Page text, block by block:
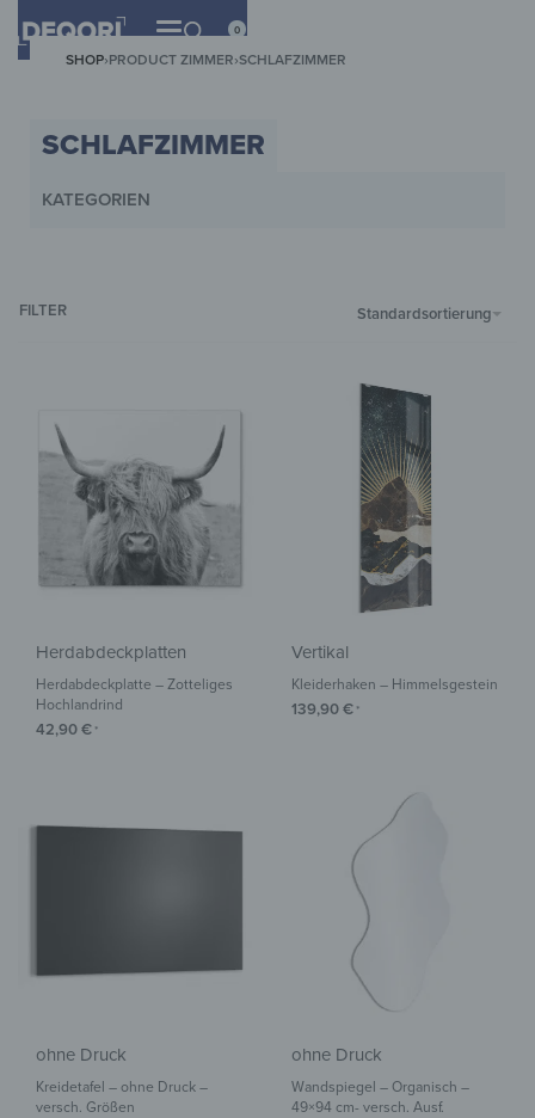
0
SHOP›PRODUCT ZIMMER›SCHLAFZIMMER
SCHLAFZIMMER
KATEGORIEN
Standardsortierung
FILTER
Herdabdeckplatten
Herdabdeckplatte – Zotteliges
Hochlandrind
42,90€ *
Vertikal
Kleiderhaken – Himmelsgestein
139,90€ *
ohne Druck
Kreidetafel – ohne Druck –
versch. Größen
ohne Druck
Wandspiegel – Organisch –
49×94 cm- versch. Ausf.